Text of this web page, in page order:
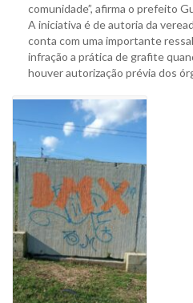
comunidade”, afirma o prefeito
A iniciativa é de autoria da
conta com uma importante
infração a prática de grafite
houver autorização prévia dos